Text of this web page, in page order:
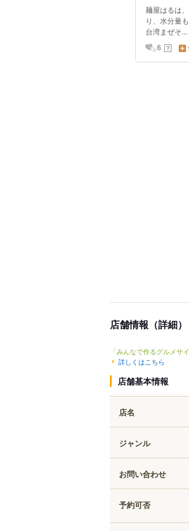
麺屋はるは
り、水分量
台湾まぜそ...
6 ？
店舗情報（詳細）
「みんなで作るグルメサ
詳しくはこちら
店舗基本情報
店名
ジャンル
お問い合わせ
予約可否